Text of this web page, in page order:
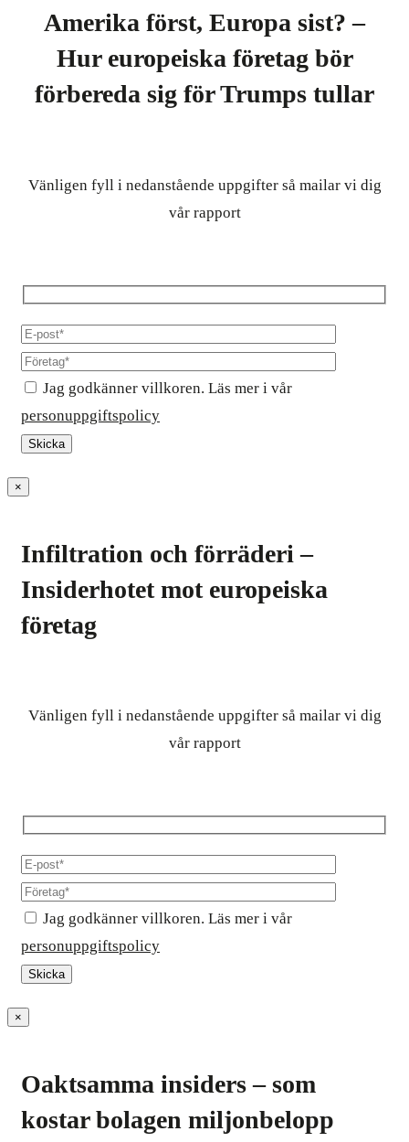
Amerika först, Europa sist? –
Hur europeiska företag bör
förbereda sig för Trumps tullar
Vänligen fyll i nedanstående uppgifter så mailar vi dig
vår rapport
Jag godkänner villkoren. Läs mer i vår
personuppgiftspolicy
×
Infiltration och förräderi –
Insiderhotet mot europeiska
företag
Vänligen fyll i nedanstående uppgifter så mailar vi dig
vår rapport
Jag godkänner villkoren. Läs mer i vår
personuppgiftspolicy
×
Oaktsamma insiders – som
kostar bolagen miljonbelopp